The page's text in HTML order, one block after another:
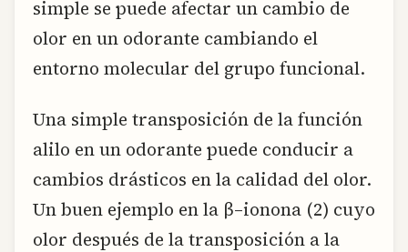
simple se puede afectar un cambio de
olor en un odorante cambiando el
entorno molecular del grupo funcional.
Una simple transposición de la función
alilo en un odorante puede conducir a
cambios drásticos en la calidad del olor.
Un buen ejemplo en la β–ionona (2) cuyo
olor después de la transposición a la